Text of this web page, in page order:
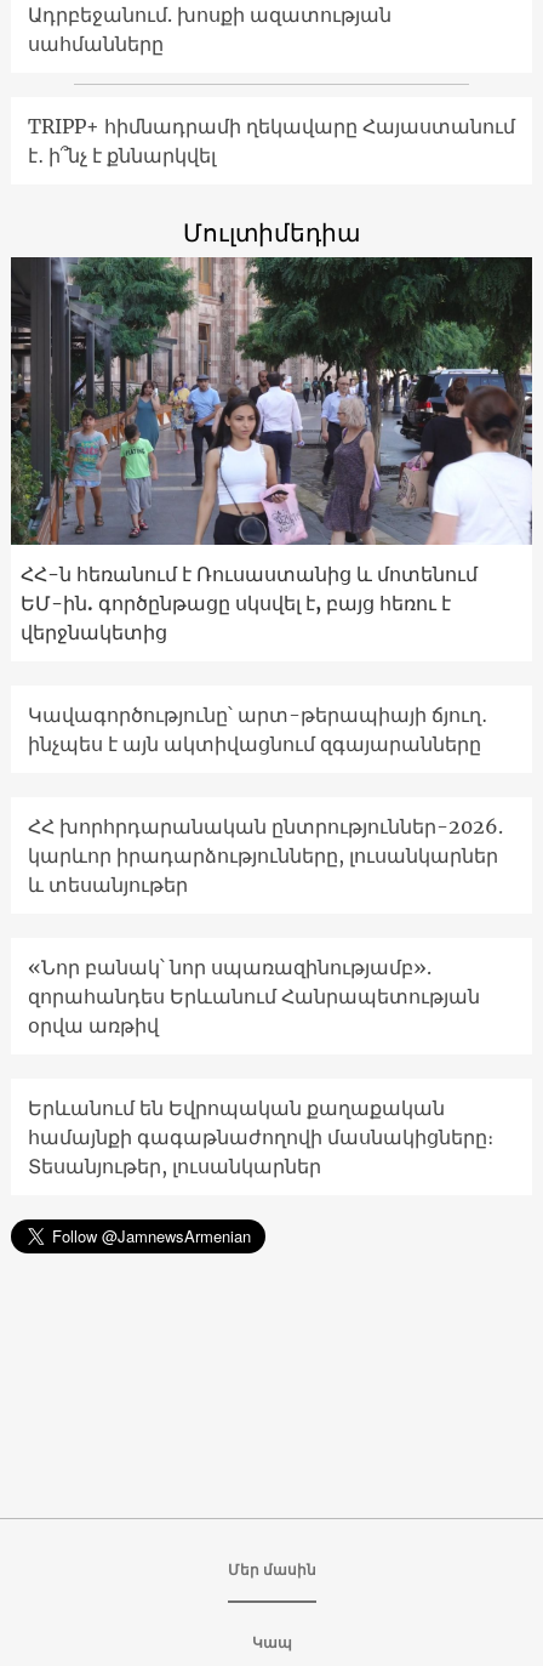
Ադրբեջանում. խոսքի ազատության
սահմանները
TRIPP+ հիմնադրամի ղեկավարը Հայաստանում
է․ ի՞նչ է քննարկվել
Մուլտիմեդիա
ՀՀ-ն հեռանում է Ռուսաստանից և մոտենում
ԵՄ-ին. գործընթացը սկսվել է, բայց հեռու է
վերջնակետից
Կավագործությունը՝ արտ-թերապիայի ճյուղ․
ինչպես է այն ակտիվացնում զգայարանները
ՀՀ խորհրդարանական ընտրություններ-2026.
կարևոր իրադարձությունները, լուսանկարներ
և տեսանյութեր
«Նոր բանակ՝ նոր սպառազինությամբ».
զորահանդես Երևանում Հանրապետության
օրվա առթիվ
Երևանում են Եվրոպական քաղաքական
համայնքի գագաթնաժողովի մասնակիցները։
Տեսանյութեր, լուսանկարներ
Մեր մասին
Կապ